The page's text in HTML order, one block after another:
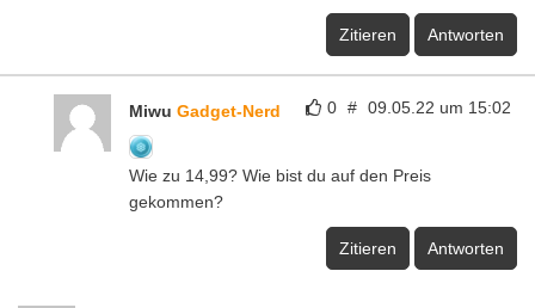
Zitieren Antworten
0 # 09.05.22 um 15:02
Miwu Gadget-Nerd
Wie zu 14,99? Wie bist du auf den Preis
gekommen?
Zitieren Antworten